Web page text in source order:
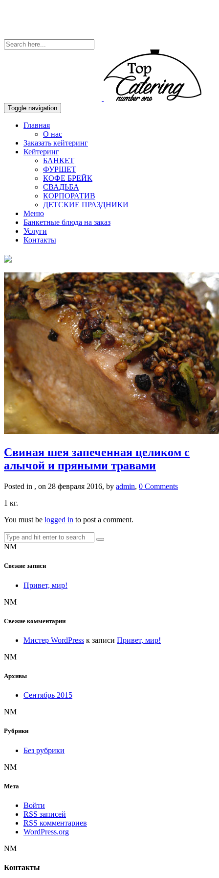
Toggle navigation
Главная
О нас
Заказать кейтеринг
Кейтеринг
БАНКЕТ
ФУРШЕТ
КОФЕ БРЕЙК
СВАДЬБА
КОРПОРАТИВ
ДЕТСКИЕ ПРАЗДНИКИ
Меню
Банкетные блюда на заказ
Услуги
Контакты
Свиная шея запеченная целиком с
алычой и пряными травами
Posted in , on 28 февраля 2016, by admin, 0 Comments
1 кг.
You must be logged in to post a comment.
NM
Свежие записи
Привет, мир!
NM
Свежие комментарии
Мистер WordPress к записи Привет, мир!
NM
Архивы
Сентябрь 2015
NM
Рубрики
Без рубрики
NM
Мета
Войти
RSS записей
RSS комментариев
WordPress.org
NM
Контакты